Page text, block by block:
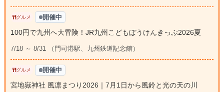
グルメ 開催中
100円で九州へ大冒険！JR九州こどもぼうけんきっぷ2026夏
7/18 ～ 8/31 （門司港駅、九州鉄道記念館）
グルメ 開催中
宮地嶽神社 風凛まつり2026｜7月1日から風鈴と光の天の川